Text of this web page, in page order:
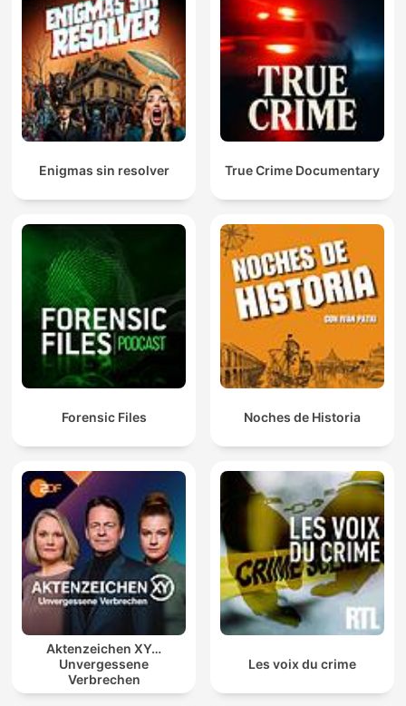
Enigmas sin resolver True Crime Documentary
Forensic Files Noches de Historia
Aktenzeichen XY…
Unvergessene
Verbrechen
Les voix du crime